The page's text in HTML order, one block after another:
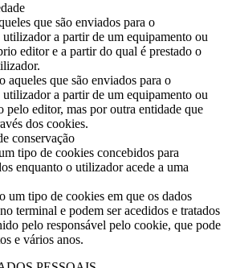
que são enviados para o
a partir de um equipamento ou
editor e a partir do qual é prestado o
aqueles que são enviados para o
a partir de um equipamento ou
pelo editor, mas por outra entidade que
dos cookies.
conservação
tipo de cookies concebidos para
enquanto o utilizador acede a uma
um tipo de cookies em que os dados
terminal e podem ser acedidos e tratados
pelo responsável pelo cookie, que pode
e vários anos.